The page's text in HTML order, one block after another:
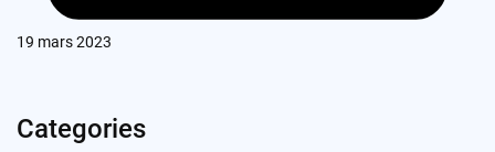
19 mars 2023
Categories